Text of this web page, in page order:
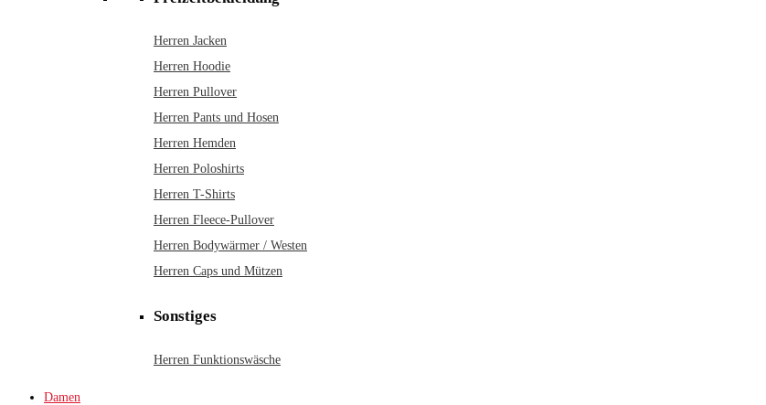
Herren Jacken
Herren Hoodie
Herren Pullover
Herren Pants und Hosen
Herren Hemden
Herren Poloshirts
Herren T-Shirts
Herren Fleece-Pullover
Herren Bodywärmer / Westen
Herren Caps und Mützen
Sonstiges
Herren Funktionswäsche
Damen